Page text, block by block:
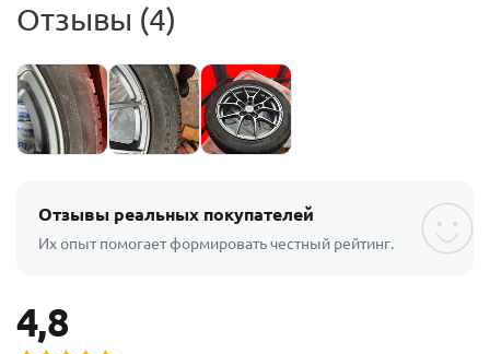
Отзывы (4)
Отзывы реальных покупателей
Их опыт помогает формировать честный рейтинг.
4,8